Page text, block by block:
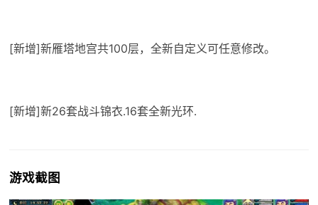
[新增]新雁塔地宫共100层，全新自定义可任意修改。
[新增]新26套战斗锦衣.16套全新光环.
游戏截图